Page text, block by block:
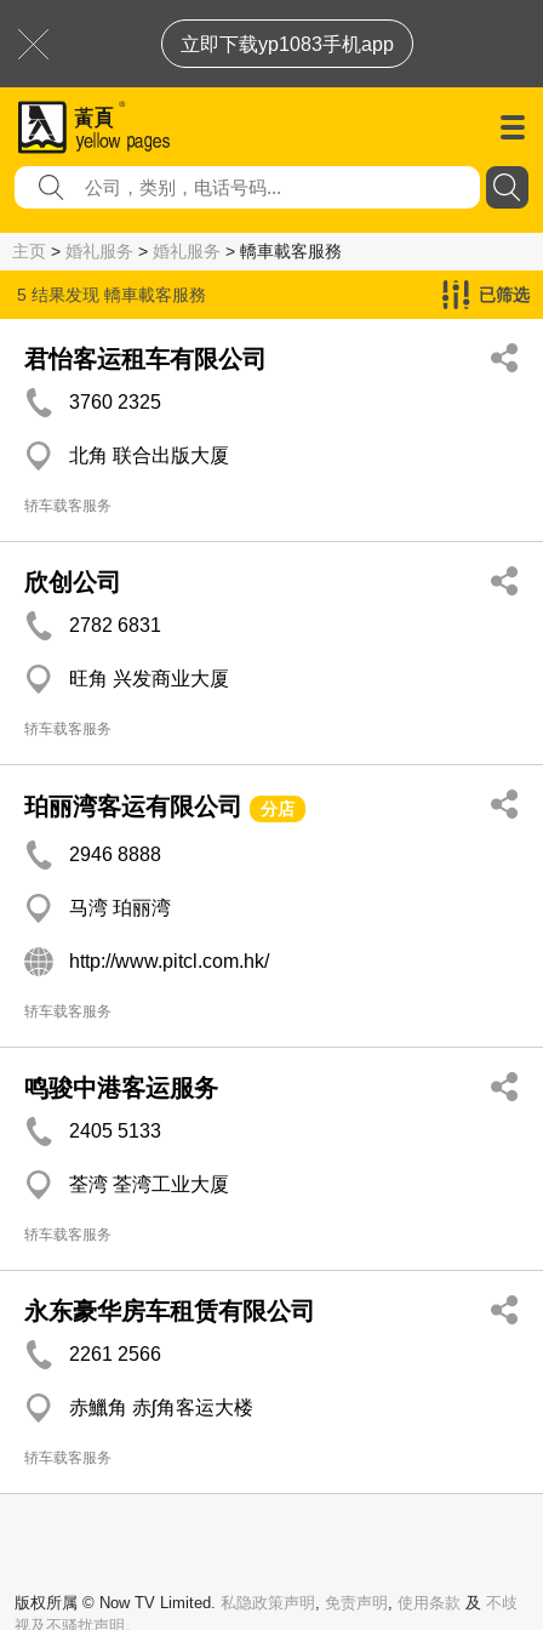
立即下载yp1083手机app
主页 > 婚礼服务 > 婚礼服务 > 轎車載客服務
5 结果发现 轎車載客服務 已筛选
君怡客运租车有限公司
3760 2325
北角 联合出版大厦
轿车载客服务
欣创公司
2782 6831
旺角 兴发商业大厦
轿车载客服务
珀丽湾客运有限公司 分店
2946 8888
马湾 珀丽湾
http://www.pitcl.com.hk/
轿车载客服务
鸣骏中港客运服务
2405 5133
荃湾 荃湾工业大厦
轿车载客服务
永东豪华房车租赁有限公司
2261 2566
赤鱲角 赤ʃ角客运大楼
轿车载客服务
版权所属 © Now TV Limited. 私隐政策声明 , 免责声明 , 使用条款 及 不歧
视及不骚扰声明。